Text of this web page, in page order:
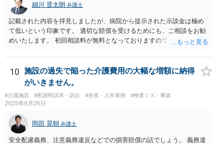
細川 晋太朗 弁護士
記載された内容を拝見しましたが、病院から提示された示談金は極め
て低いという印象です。 適切な賠償を受けるためにも、ご相談をお勧
めいたします。 初回相談料が無料となっておりますので、お問い合わ
10
施設の過失で陥った介護費用の大幅な増額に納得
がいきません。
#介護施設 #慰謝料請求・訴訟 #患者・入所者側 #検査ミス・事故
2025年6月26日
岡田 晃朝 弁護士
安全配慮義務、注意義務違反などでの損害賠償の話でしょう。 義務違